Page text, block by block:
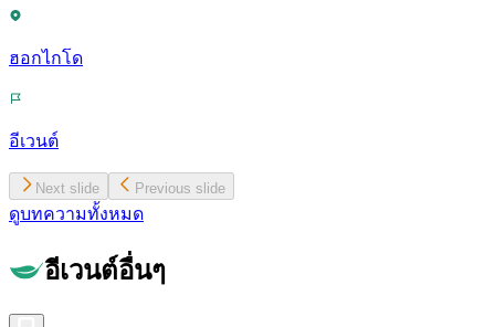
ฮอกไกโด
อีเวนต์
Next slide Previous slide
ดูบทความทั้งหมด
อีเวนต์อื่นๆ